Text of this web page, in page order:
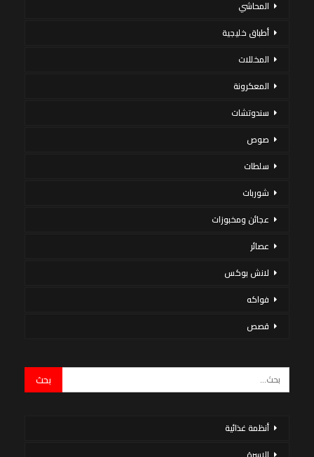
المحاشي
أطباق خليجية
المخللات
المعكرونة
سندوتشات
صوص
سلطات
شوربات
عجائن ومخبوزات
عصائر
لانش بوكس
فواكه
قصص
أنظمة غذائية